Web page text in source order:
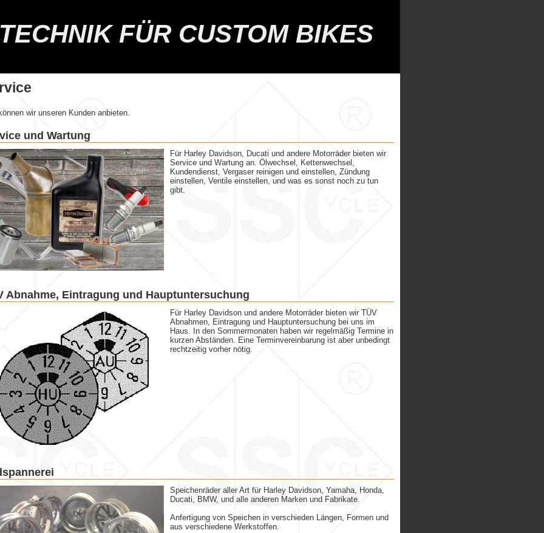
FÜR CUSTOM BIKES
wir unseren Kunden anbieten.
und Wartung
Für Harley Davidson, Ducati und andere Motorräder bieten wir
Service und Wartung an. Ölwechsel, Kettenwechsel,
Kundendienst, Vergaser reinigen und einstellen, Zündung
einstellen, Ventile einstellen, und was es sonst noch zu tun
gibt.
Abnahme, Eintragung und Hauptuntersuchung
Für Harley Davidson und andere Motorräder bieten wir TÜV
Abnahmen, Eintragung und Hauptuntersuchung bei uns im
Haus. In den Sommermonaten haben wir regelmäßig Termine in
kurzen Abständen. Eine Terminvereinbarung ist aber unbedingt
rechtzeitig vorher nötig.
Speichenräder aller Art für Harley Davidson, Yamaha, Honda,
Ducati, BMW, und alle anderen Marken und Fabrikate.
Anfertigung von Speichen in verschieden Längen, Formen und
aus verschiedene Werkstoffen.